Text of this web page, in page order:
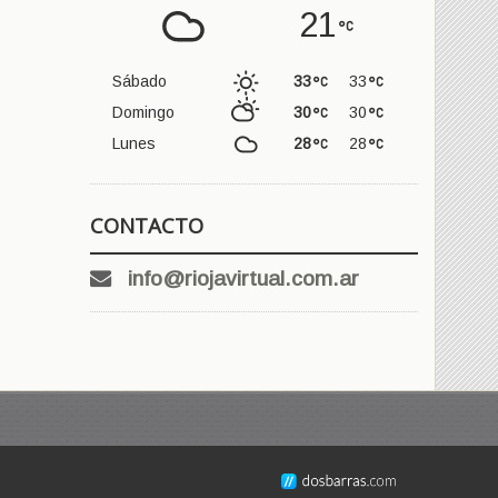
21
Sábado 33
33
Domingo
30
30
Lunes
28
28
CONTACTO
info@riojavirtual.com.ar